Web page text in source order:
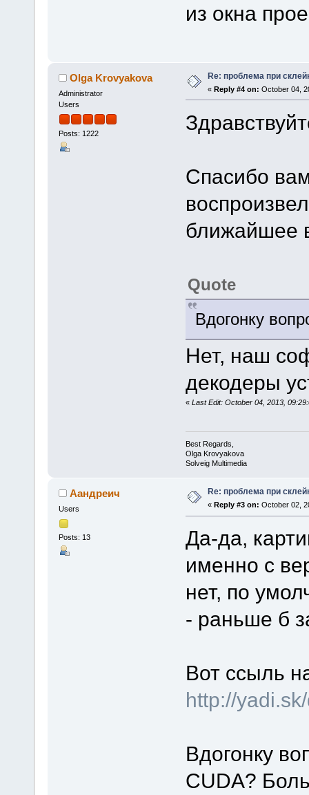
из окна
Olga Krovyakova
Administrator
Users
Posts: 1222
Re: проблема при
« Reply #4 on: October 04,
Спасибо
ближайшее
Quote
Вдогонку
Нет, наш
декодеры
« Last Edit: October 04, 2013,
Best Regards,
Olga Krovyakova
Solveig Multimedia
Аандреич
Users
Posts: 13
Re: проблема при
« Reply #3 on: October 02,
Да-да,
именно с
нет, по
- раньше б
Вот ссыль
http://
Вдогонку
CUDA?